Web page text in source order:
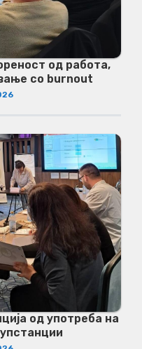
од работа,
со burnout
од употреба на